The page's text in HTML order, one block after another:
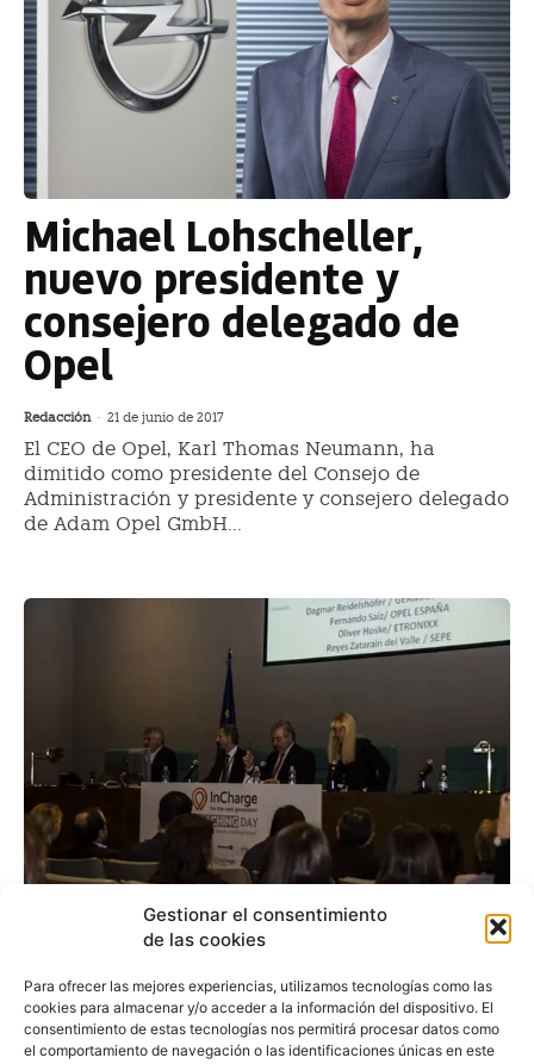
Gestionar el consentimiento
de las cookies
Para ofrecer las mejores experiencias, utilizamos tecnologías como las
cookies para almacenar y/o acceder a la información del dispositivo. El
consentimiento de estas tecnologías nos permitirá procesar datos como
el comportamiento de navegación o las identificaciones únicas en este
Michael Lohscheller,
nuevo presidente y
consejero delegado de
Opel
Redacción - 21 de junio de 2017
El CEO de Opel, Karl Thomas Neumann, ha
dimitido como presidente del Consejo de
Administración y presidente y consejero delegado
de Adam Opel GmbH...
Opel participa en el
InCharge Coaching Day